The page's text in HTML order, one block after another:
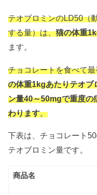
テオブロミンのLD50（
する量）は、猫の体重
ます。
チョコレートを食べて
の体重1kgあたりテオブ
ン量40～50mgで重度の
わります。
下表は、チョコレート
テオブロミン量です。
商品名